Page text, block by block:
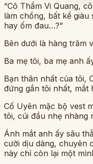
“Cô Thẩm Vi Quang,
làm chồng, bất kể
hay ốm đau…?”
Bên dưới là hàng trăm
Ba mẹ tôi, ba mẹ anh
Bạn thân nhất của tôi,
đứng gần tôi nhất, mắt
Cố Uyên mặc bộ vest
tôi, cúi đầu nhẹ nhàng
Ánh mắt anh ấy sâu
cười dịu dàng, chuyên
này chỉ còn lại một